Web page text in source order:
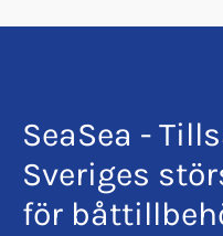
SeaSea -
Sveriges
för